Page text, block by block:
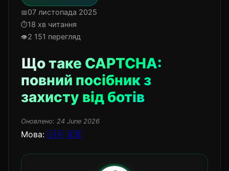
07 листопада 2025
18 хв читання
2 151 перегляд
Що таке CAPTCHA:
повний посібник з
захисту від ботів
Оновлено: 24 June 2026
Мова: 🇺🇦 🇬🇧